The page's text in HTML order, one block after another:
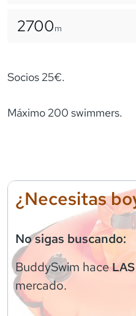
2700m
Socios 25€.
Máximo 200 swimmers.
¿Necesitas
No sigas buscando:
BuddySwim hace
mercado.